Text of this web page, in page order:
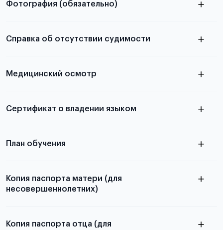
абитуриентов, изложена в статье.
Фотография (обязательно)
принимаются
Справка об отсутствии судимости
Медицинский осмотр
Для примеров заполнения и пустых
Сертификат о владении языком
План обучения
Копия паспорта матери (для
несовершеннолетних)
Копия паспорта отца (для